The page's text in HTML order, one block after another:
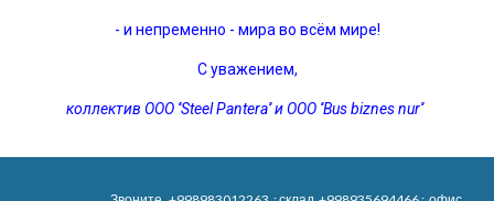
- и непременно - мира во всём мире!
С уважением,
коллектив OOO ''Steel Pantera'' и OOO ''Bus biznes nur''